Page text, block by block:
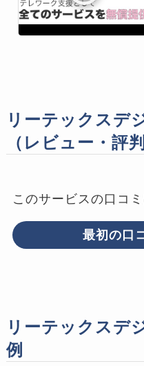
リーテックスデ
（レビュー・評判
このサービスの口コ
最初の口
リーテックスデ
例